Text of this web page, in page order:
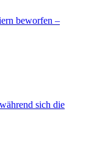
beworfen –
sich die